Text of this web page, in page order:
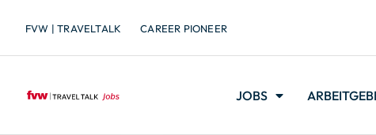
FVW | TRAVELTALK CAREER PIONEER
JOBS